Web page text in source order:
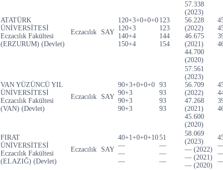
ATATÜRK
ÜNİVERSİTESİ
Eczacılık Fakültesi
(ERZURUM) (Devlet)
Eczacılık SAY
120+3+0+0+0
120+3
140+4
150+4
123
123
144
154
57.338
(2023)
56.228
(2022)
46.675
(2021)
44.700
(2020)
VAN YÜZÜNCÜ YIL
ÜNİVERSİTESİ
Eczacılık Fakültesi
(VAN) (Devlet)
Eczacılık SAY
90+3+0+0+0
90+3
90+3
90+3
93
93
93
93
57.561
(2023)
56.709
(2022)
47.268
(2021)
45.600
(2020)
FIRAT
ÜNİVERSİTESİ
Eczacılık Fakültesi
(ELAZIĞ) (Devlet)
Eczacılık SAY
40+1+0+0+10
—
—
—
51
—
—
—
58.069
(2023)
— (2022)
— (2021)
— (2020)